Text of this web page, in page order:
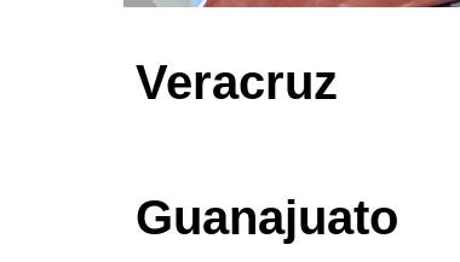
Veracruz
Guanajuato